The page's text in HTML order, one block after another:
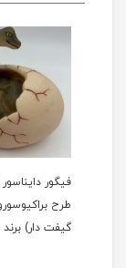
فیگور
طرح
گیفت دار) برند مک